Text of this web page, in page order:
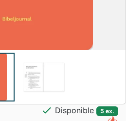
check Disponible 5 ex.